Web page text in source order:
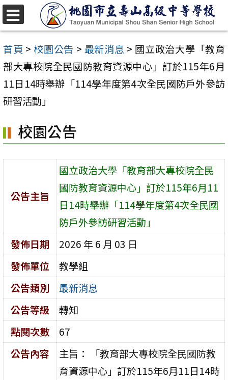
跳
至
主
要
內
容
首頁 > 校園公告 > 最新消息 > 國立政治大學「教育
部大專校院全民國防教育資源中心」訂於115年6月
11日14時舉辦「114學年度第4次全民國防戶外參訪
研習活動」
校園公告
公告主旨
國立政治大學「教育部大專校院全民
國防教育資源中心」訂於115年6月11
日14時舉辦「114學年度第4次全民國
防戶外參訪研習活動」
發佈日期
2026 年 6 月 03 日
發佈單位
教學組
公告類別
最新消息
公告等級
轉知
點閱次數
67
公告內容
主旨： 「教育部大專校院全民國防教
育資源中心」訂於115年6月11日14時
選
單